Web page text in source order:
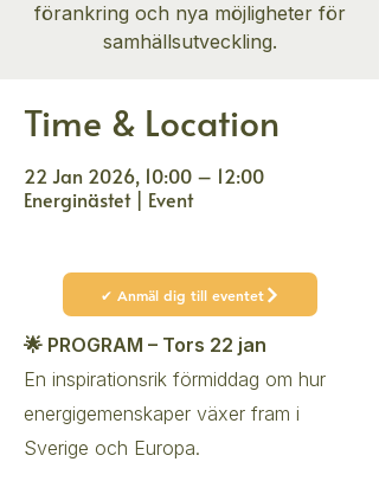
förankring och nya möjligheter för
samhällsutveckling.
Time & Location
22 Jan 2026, 10:00 – 12:00
Energinästet | Event
✔ Anmäl dig till eventet
🌟 PROGRAM – Tors 22 jan
En inspirationsrik förmiddag om hur
energigemenskaper växer fram i
Sverige och Europa.